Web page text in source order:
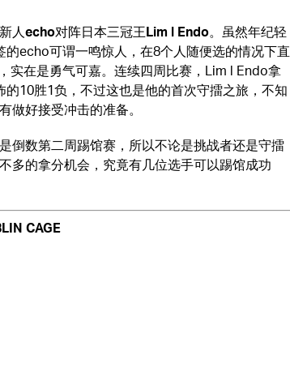
人echo对阵日本三冠王Lim lEndo。虽然年纪轻
echo可谓一鸣惊人，在8个人随便选的情况下直
实在是勇气可嘉。连续四周比赛，Lim l Endo拿
10胜1负，不过这也是他的首次守擂之旅，不知
做好接受冲击的准备。
倒数第二周踢馆赛，所以不论是挑战者还是守擂
多的拿分机会，究竟有几位选手可以踢馆成功
CAGE